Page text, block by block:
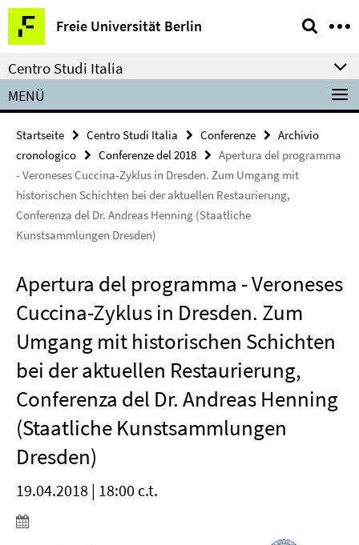
Springe
direkt
zu
Inhalt
Freie Universität Berlin
Service-
Navigation
Centro Studi Italia
MENÜ
Startseite Centro Studi Italia Conferenze
Archivio
cronologico
Conferenze del 2018
Apertura del programma
- Veroneses Cuccina-Zyklus in Dresden. Zum Umgang mit
historischen Schichten bei der aktuellen Restaurierung,
Conferenza del Dr. Andreas Henning (Staatliche
Kunstsammlungen Dresden)
Apertura del programma - Veroneses
Cuccina-Zyklus in Dresden. Zum
Umgang mit historischen Schichten
bei der aktuellen Restaurierung,
Conferenza del Dr. Andreas Henning
(Staatliche Kunstsammlungen
Dresden)
19.04.2018 | 18:00 c.t.